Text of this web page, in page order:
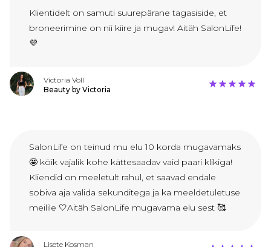
Klientidelt on samuti suurepärane tagasiside, et
broneerimine on nii kiire ja mugav! Aitäh SalonLife!
💜
Victoria Voll
Beauty by Victoria
SalonLife on teinud mu elu 10 korda mugavamaks
🤩 kõik vajalik kohe kättesaadav vaid paari klikiga!
Kliendid on meeletult rahul, et saavad endale
sobiva aja valida sekunditega ja ka meeldetuletuse
meilile 🤍Aitäh SalonLife mugavama elu sest 🥰
Lisete Kosman